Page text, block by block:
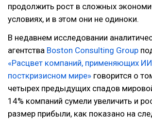
продолжить рост в сложных
условиях, и в этом они не одиноки.
В недавнем исследовании
агентства Boston Consulting Group
«Расцвет компаний, применяющих
посткризисном мире» говорится о
четырех предыдущих спадов
14% компаний сумели увеличить и
размер прибыли, как показано на